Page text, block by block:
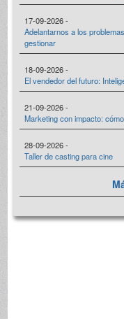
17-09-2026 -
Adelantarnos a los
gestionar
18-09-2026 -
El vendedor del futuro:
21-09-2026 -
Marketing con impacto:
28-09-2026 -
Taller de casting para cine